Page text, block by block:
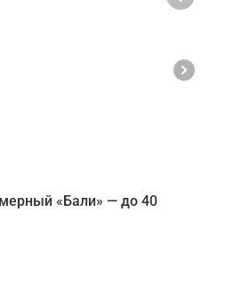
«Бали» — до 40